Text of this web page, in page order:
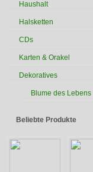
Haushalt
Halsketten
CDs
Karten & Orakel
Dekoratives
Blume des Lebens
Beliebte Produkte